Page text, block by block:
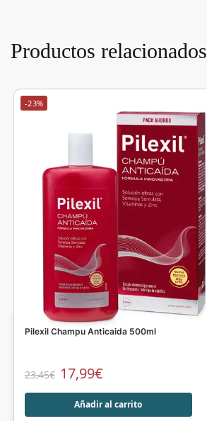
Productos relacionados
-23%
Pilexil Champu Anticaida 500ml
23,45€ 17,99€
Añadir al carrito